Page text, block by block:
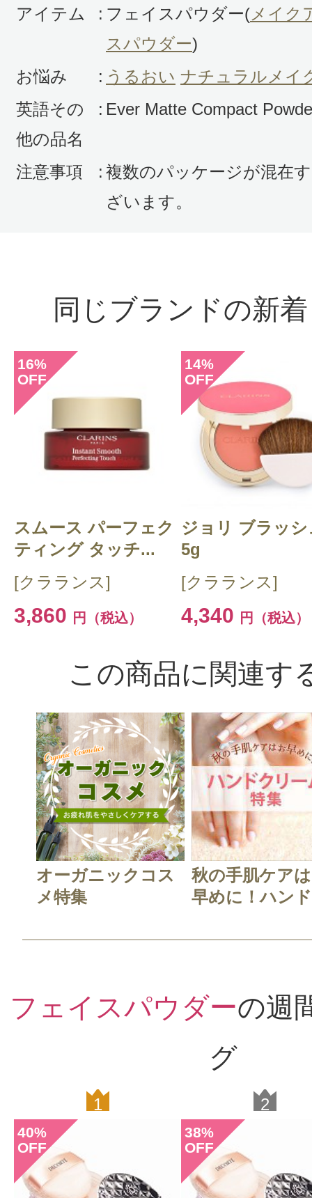
アイテム
: フェイスパウダー(メイク
スパウダー)
お悩み
: うるおい ナチュラルメイ
英語その
他の品名
: Ever Matte Compact
注意事項 : 複数のパッケージが混在
ざいます。
同じブランドの新
16%
OFF
スムース パーフェク
ティング タッチ...
[クラランス]
3,860 円（税込）
14%
OFF
ジョリ ブラッシ
5g
[クラランス]
4,340 円（税込）
この商品に関連す
オーガニックコス
メ特集
秋の手肌ケア
早めに！ハン
フェイスパウダーの週
グ
1
40%
OFF
2
38%
OFF